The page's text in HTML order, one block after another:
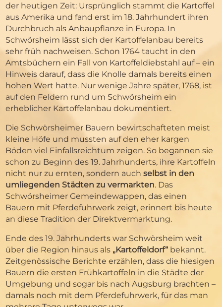
der heutigen Zeit: Ursprünglich stammt die Kartoffel
aus Amerika und fand erst im 18. Jahrhundert ihren
Durchbruch als Anbaupflanze in Europa. In
Schwörsheim lässt sich der Kartoffelanbau bereits
sehr früh nachweisen. Schon 1764 taucht in den
Amtsbüchern ein Fall von Kartoffeldiebstahl auf – ein
Hinweis darauf, dass die Knolle damals bereits einen
hohen Wert hatte. Nur wenige Jahre später, 1768, ist
auf den Feldern rund um Schwörsheim ein
erheblicher Kartoffelanbau dokumentiert.
Die Schwörsheimer Bauern bewirtschafteten meist
kleine Höfe und mussten auf den eher kargen
Böden viel Einfallsreichtum zeigen. So begannen sie
schon zu Beginn des 19. Jahrhunderts, ihre Kartoffeln
nicht nur zu ernten, sondern auchselbst in den
umliegenden Städten zu vermarkten. Das
Schwörsheimer Gemeindewappen, das einen
Bauern mit Pferdefuhrwerk zeigt, erinnert bis heute
an diese Tradition der Direktvermarktung.
Ende des 19. Jahrhunderts war Schwörsheim weit
über die Region hinaus als „Kartoffeldorf“ bekannt.
Zeitgenössische Berichte erzählen, dass die hiesigen
Bauern die ersten Frühkartoffeln in die Städte der
Umgebung und sogar bis nach Augsburg brachten –
damals noch mit dem Pferdefuhrwerk, für das man